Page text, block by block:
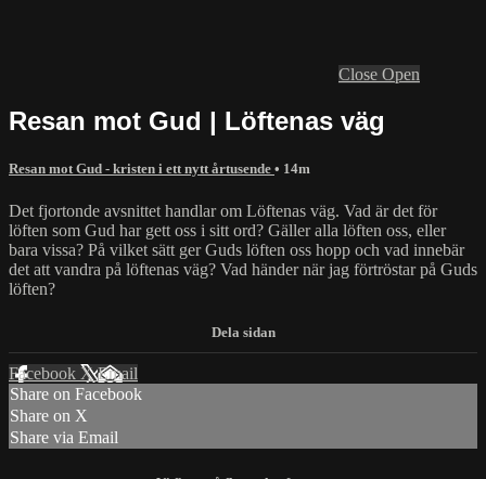
Close Open
Resan mot Gud | Löftenas väg
Resan mot Gud - kristen i ett nytt årtusende • 14m
Det fjortonde avsnittet handlar om Löftenas väg. Vad är det för
löften som Gud har gett oss i sitt ord? Gäller alla löften oss, eller
bara vissa? På vilket sätt ger Guds löften oss hopp och vad innebär
det att vandra på löftenas väg? Vad händer när jag förtröstar på Guds
löften?
Facebook XEmail
Share on Facebook
Share on X
Share via Email